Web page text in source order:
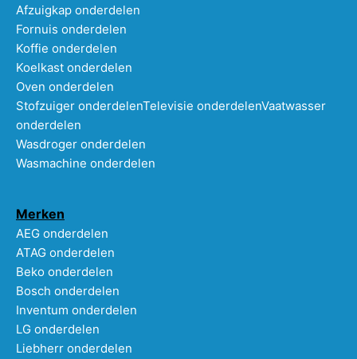
Afzuigkap onderdelen
Fornuis onderdelen
Koffie onderdelen
Koelkast onderdelen
Oven onderdelen
Stofzuiger onderdelenTelevisie onderdelenVaatwasser
onderdelen
Wasdroger onderdelen
Wasmachine onderdelen
Merken
AEG onderdelen
ATAG onderdelen
Beko onderdelen
Bosch onderdelen
Inventum onderdelen
LG onderdelen
Liebherr onderdelen